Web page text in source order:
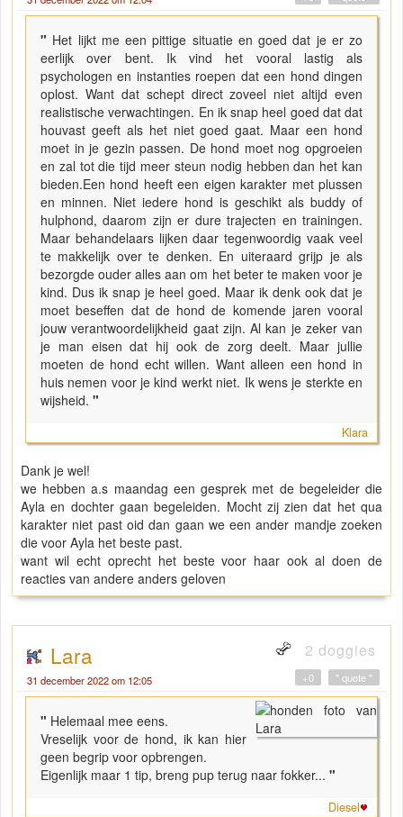
" Het lijkt me een pittige situatie en goed dat je er zo
eerlijk over bent. Ik vind het vooral lastig als
psychologen en instanties roepen dat een hond dingen
oplost. Want dat schept direct zoveel niet altijd even
realistische verwachtingen. En ik snap heel goed dat dat
houvast geeft als het niet goed gaat. Maar een hond
moet in je gezin passen. De hond moet nog opgroeien
en zal tot die tijd meer steun nodig hebben dan het kan
bieden.Een hond heeft een eigen karakter met plussen
en minnen. Niet iedere hond is geschikt als buddy of
hulphond, daarom zijn er dure trajecten en trainingen.
Maar behandelaars lijken daar tegenwoordig vaak veel
te makkelijk over te denken. En uiteraard grijp je als
bezorgde ouder alles aan om het beter te maken voor je
kind. Dus ik snap je heel goed. Maar ik denk ook dat je
moet beseffen dat de hond de komende jaren vooral
jouw verantwoordelijkheid gaat zijn. Al kan je zeker van
je man eisen dat hij ook de zorg deelt. Maar jullie
moeten de hond echt willen. Want alleen een hond in
huis nemen voor je kind werkt niet. Ik wens je sterkte en
wijsheid. "
Klara
Dank je wel!
we hebben a.s maandag een gesprek met de begeleider die
Ayla en dochter gaan begeleiden. Mocht zij zien dat het qua
karakter niet past oid dan gaan we een ander mandje zoeken
die voor Ayla het beste past.
want wil echt oprecht het beste voor haar ook al doen de
reacties van andere anders geloven
Lara 2 doggies
31 december 2022 om 12:05 " quote "
+0
" Helemaal mee eens.
Vreselijk voor de hond, ik kan hier
geen begrip voor opbrengen.
Eigenlijk maar 1 tip, breng pup terug naar fokker... "
Diesel